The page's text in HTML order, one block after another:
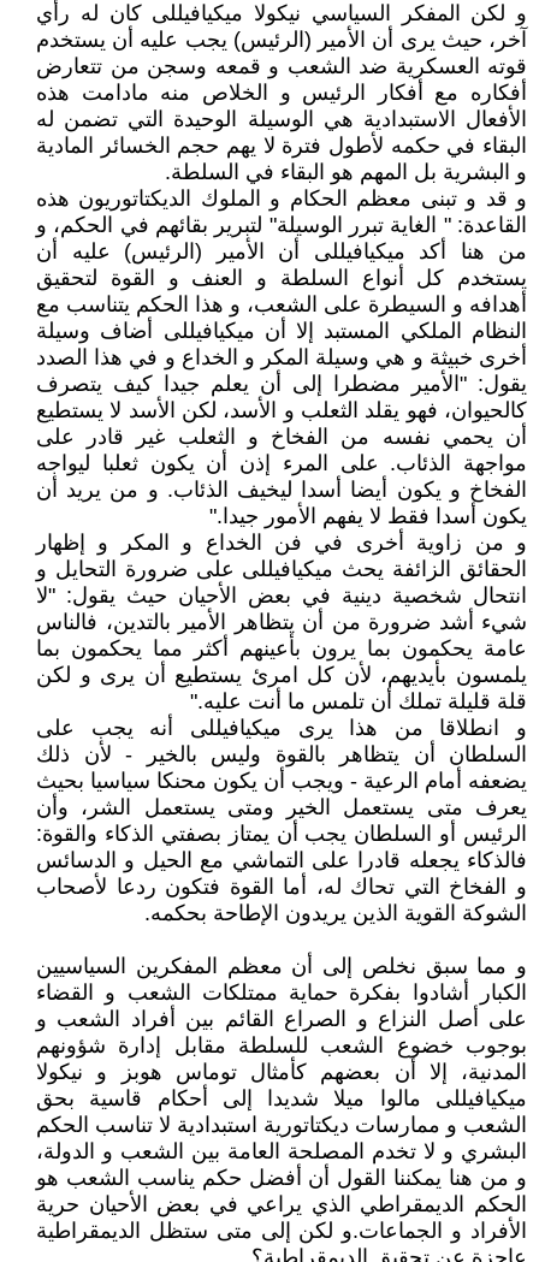
و لكن المفكر السياسي نيكولا ميكيافيللى كان له رأي
آخر، حيث يرى أن الأمير (الرئيس) يجب عليه أن يستخدم
قوته العسكرية ضد الشعب و قمعه وسجن من تتعارض
أفكاره مع أفكار الرئيس و الخلاص منه مادامت هذه
الأفعال الاستبدادية هي الوسيلة الوحيدة التي تضمن له
البقاء في حكمه لأطول فترة لا يهم حجم الخسائر المادية
و البشرية بل المهم هو البقاء في السلطة.
و قد و تبنى معظم الحكام و الملوك الديكتاتوريون هذه
القاعدة: " الغاية تبرر الوسيلة" لتبرير بقائهم في الحكم، و
من هنا أكد ميكيافيللى أن الأمير (الرئيس) عليه أن
يستخدم كل أنواع السلطة و العنف و القوة لتحقيق
أهدافه و السيطرة على الشعب، و هذا الحكم يتناسب مع
النظام الملكي المستبد إلا أن ميكيافيللى أضاف وسيلة
أخرى خبيثة و هي وسيلة المكر و الخداع و في هذا الصدد
يقول: "الأمير مضطرا إلى أن يعلم جيدا كيف يتصرف
كالحيوان، فهو يقلد الثعلب و الأسد، لكن الأسد لا يستطيع
أن يحمي نفسه من الفخاخ و الثعلب غير قادر على
مواجهة الذئاب. على المرء إذن أن يكون ثعلبا ليواجه
الفخاخ و يكون أيضا أسدا ليخيف الذئاب. و من يريد أن
يكون أسدا فقط لا يفهم الأمور جيدا."
و من زاوية أخرى في فن الخداع و المكر و إظهار
الحقائق الزائفة يحث ميكيافيللى على ضرورة التحايل و
انتحال شخصية دينية في بعض الأحيان حيث يقول: "لا
شيء أشد ضرورة من أن يتظاهر الأمير بالتدين، فالناس
عامة يحكمون بما يرون بأعينهم أكثر مما يحكمون بما
يلمسون بأيديهم، لأن كل امرئ يستطيع أن يرى و لكن
قلة قليلة تملك أن تلمس ما أنت عليه."
و انطلاقا من هذا يرى ميكيافيللى أنه يجب على
السلطان أن يتظاهر بالقوة وليس بالخير - لأن ذلك
يضعفه أمام الرعية - ويجب أن يكون محنكا سياسيا بحيث
يعرف متى يستعمل الخير ومتى يستعمل الشر، وأن
الرئيس أو السلطان يجب أن يمتاز بصفتي الذكاء والقوة:
فالذكاء يجعله قادرا على التماشي مع الحيل و الدسائس
و الفخاخ التي تحاك له، أما القوة فتكون ردعا لأصحاب
الشوكة القوية الذين يريدون الإطاحة بحكمه.
و مما سبق نخلص إلى أن معظم المفكرين السياسيين
الكبار أشادوا بفكرة حماية ممتلكات الشعب و القضاء
على أصل النزاع و الصراع القائم بين أفراد الشعب و
بوجوب خضوع الشعب للسلطة مقابل إدارة شؤونهم
المدنية، إلا أن بعضهم كأمثال توماس هوبز و نيكولا
ميكيافيللى مالوا ميلا شديدا إلى أحكام قاسية بحق
الشعب و ممارسات ديكتاتورية استبدادية لا تناسب الحكم
البشري و لا تخدم المصلحة العامة بين الشعب و الدولة،
و من هنا يمكننا القول أن أفضل حكم يناسب الشعب هو
الحكم الديمقراطي الذي يراعي في بعض الأحيان حرية
الأفراد و الجماعات.و لكن إلى متى ستظل الديمقراطية